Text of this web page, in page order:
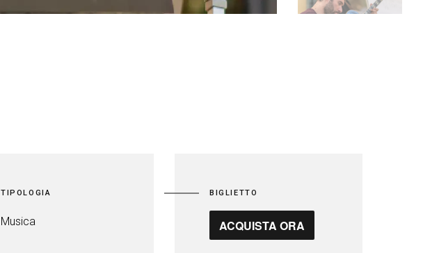
TIPOLOGIA
Musica
BIGLIETTO
ACQUISTA ORA